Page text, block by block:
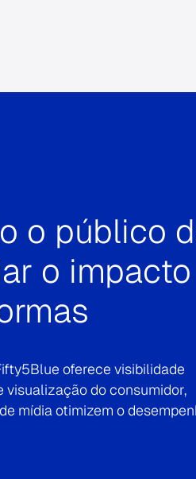
Sinal
Validation™ nos permitiu
forma eficaz,
a execução para alcançar os
e flexibilidade.”
Equipe de Mídia,